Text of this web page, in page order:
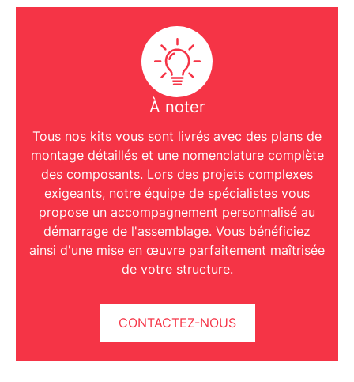
À noter
Tous nos kits vous sont livrés avec des plans de
montage détailléset une nomenclature complète
des composants. Lors des projets complexes
exigeants, notre équipe de spécialistes vous
propose un accompagnement personnalisé au
démarrage de l'assemblage. Vous bénéficiez
ainsi d'une mise en œuvre parfaitement maîtrisée
de votre structure.
CONTACTEZ-NOUS